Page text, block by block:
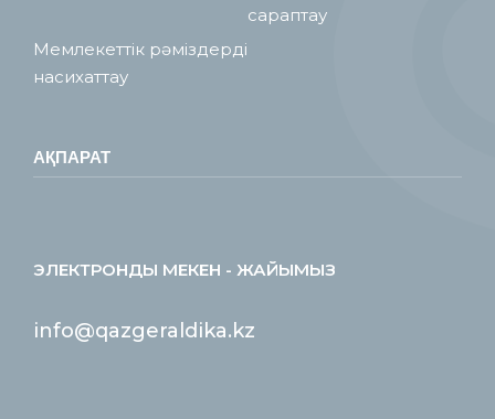
сараптау
Мемлекеттік рәміздерді
насихаттау
АҚПАРАТ
ЭЛЕКТРОНДЫ МЕКЕН - ЖАЙЫМЫЗ
info@qazgeraldika.kz